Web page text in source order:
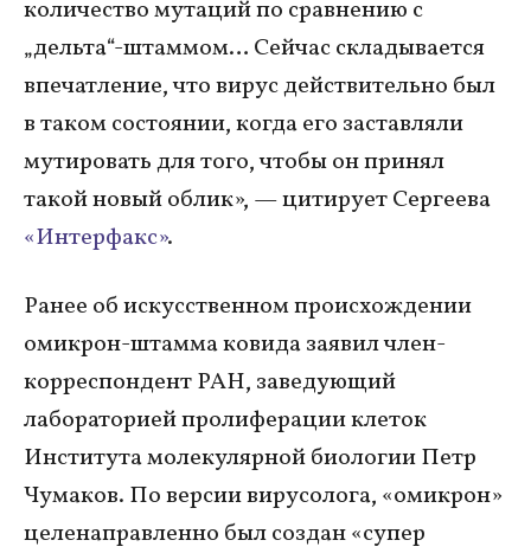
количество мутаций по сравнению с
„дельта“-штаммом… Сейчас складывается
впечатление, что вирус действительно был
в таком состоянии, когда его заставляли
мутировать для того, чтобы он принял
такой новый облик», — цитирует Сергеева
«Интерфакс».
Ранее об искусственном происхождении
омикрон-штамма ковида заявил член-
корреспондент РАН, заведующий
лабораторией пролиферации клеток
Института молекулярной биологии Петр
Чумаков. По версии вирусолога, «омикрон»
целенаправленно был создан «супер